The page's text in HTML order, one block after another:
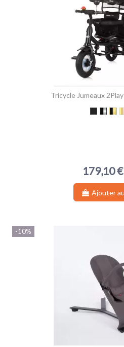
Tricycle Jumeaux
179,10 €
Obsidian
Ajouter
-10%